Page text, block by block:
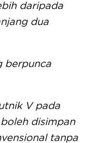
daripada
dua
berpunca
V pada
disimpan
tanpa